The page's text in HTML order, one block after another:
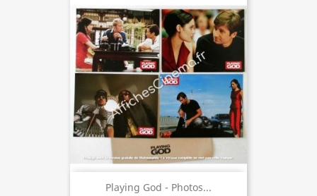
Playing God - Photos...